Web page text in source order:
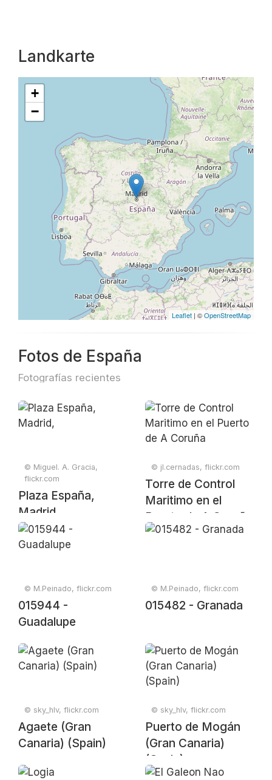
Landkarte
+
−
Leaflet | ©OpenStreetMap
Fotos de España
Fotografías recientes
© Miguel. A. Gracia,
flickr.com
Plaza España,
Madrid,
© jl.cernadas, flickr.com
Torre de Control
Maritimo en el
Puerto de A Coruña
© M.Peinado, flickr.com
015944 -
Guadalupe
© M.Peinado, flickr.com
015482 - Granada
© sky_hlv, flickr.com
Agaete (Gran
Canaria) (Spain)
© sky_hlv, flickr.com
Puerto de Mogán
(Gran Canaria)
(Spain)